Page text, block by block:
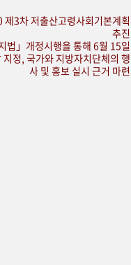
3차 저출산고령사회기본계획
추진
법」개정시행을 통해 6월 15일
정, 국가와 지방자치단체의 행
사 및 홍보 실시 근거 마련